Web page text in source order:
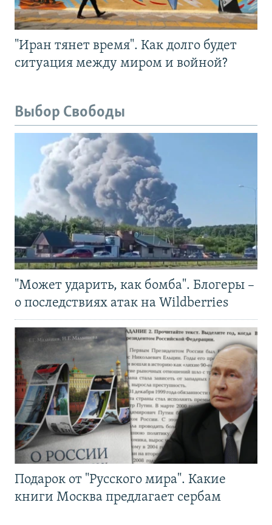
"Иран тянет время". Как долго будет
ситуация между миром и войной?
Выбор Свободы
"Может ударить, как бомба". Блогеры –
о последствиях атак на Wildberries
Подарок от "Русского мира". Какие
книги Москва предлагает сербам